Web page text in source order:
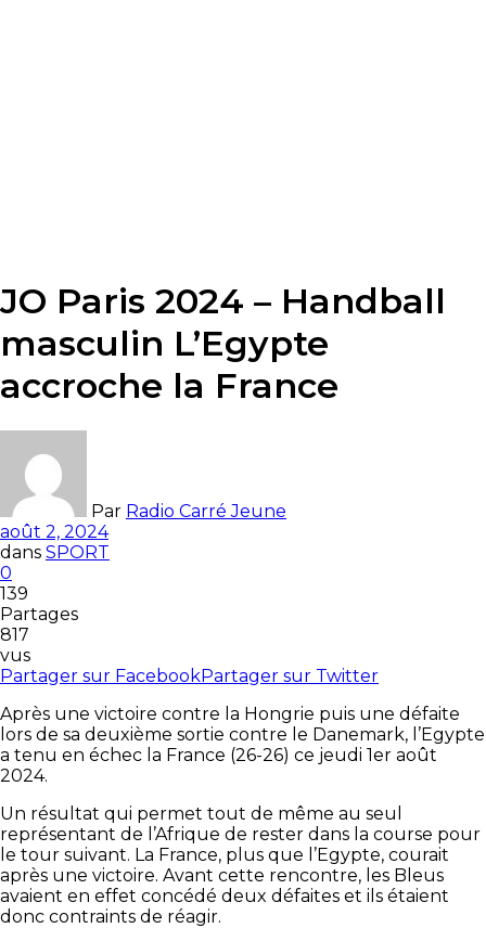
JO Paris 2024 – Handball
masculin L’Egypte
accroche la France
Par Radio Carré Jeune
août 2, 2024
dans SPORT
0
139
Partages
817
vus
Partager sur FacebookPartager sur Twitter
Après une victoire contre la Hongrie puis une défaite
lors de sa deuxième sortie contre le Danemark, l’Egypte
a tenu en échec la France (26-26) ce jeudi 1er août
2024.
Un résultat qui permet tout de même au seul
représentant de l’Afrique de rester dans la course pour
le tour suivant. La France, plus que l’Egypte, courait
après une victoire. Avant cette rencontre, les Bleus
avaient en effet concédé deux défaites et ils étaient
donc contraints de réagir.